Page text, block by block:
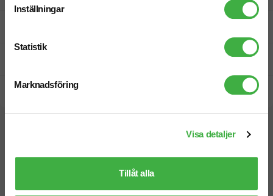
Inställningar
Statistik
Marknadsföring
Visa detaljer
Tillåt alla
Snabb leverans